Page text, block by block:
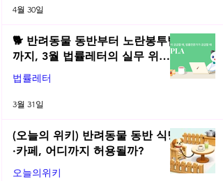
4월 30일
🐕 반려동물 동반부터 노란봉투법
까지, 3월 법률레터의 실무 위키
총정리! | 2026년 3월 네플라 법률
레터
법률레터
3월 31일
(오늘의 위키) 반려동물 동반 식당
·카페, 어디까지 허용될까?
오늘의위키